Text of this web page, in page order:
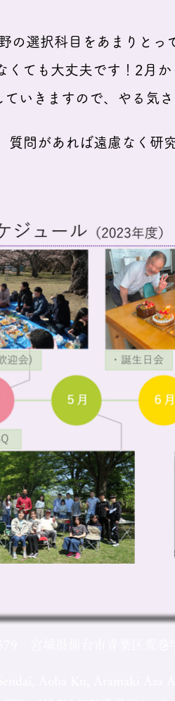
選択科目をあまりとっ
ても大丈夫です！2月か
きますので、やる気さ
があれば遠慮なく研究